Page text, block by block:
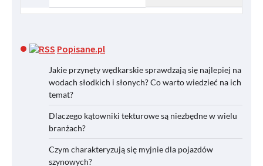
Popisane.pl
Jakie przynęty wędkarskie sprawdzają się najlepiej na
wodach słodkich i słonych? Co warto wiedzieć na ich
temat?
Dlaczego kątowniki tekturowe są niezbędne w wielu
branżach?
Czym charakteryzują się myjnie dla pojazdów
szynowych?